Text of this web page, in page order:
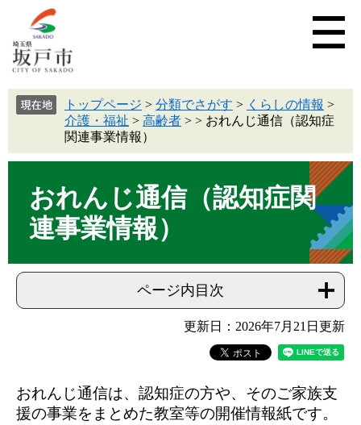
トップページ > 分類でさがす > くらしの情報 >
介護・福祉 > 高齢者 > > おれんじ通信（認知症
関連事業情報）
おれんじ通信（認知症関
連事業情報）
ページ内目次
更新日：2026年7月21日更新
おれんじ通信は、認知症の方や、そのご家族支
援の事業をまとめた教室等の開催情報紙です。